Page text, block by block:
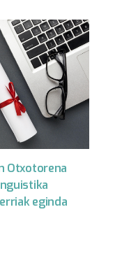
Otxotorena
eginda